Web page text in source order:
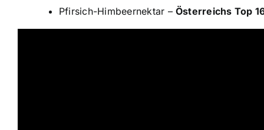
Pfirsich-Himbeernektar – Österreichs Top